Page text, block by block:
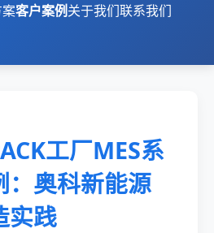
客户案例关于我们联系我们
工厂MES系
：奥科新能源
实践